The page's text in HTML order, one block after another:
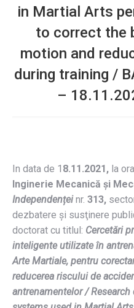
in Martial Arts
to correct the
motion and
during training /
–
In data de 1 8.11.2021, la ora
Inginerie Mecanică și
Independențeinr. 313,
dezbatere și susţinere
doctorat cu titlul: Cercetări
inteligente utilizate în
Arte Martiale, pentru
reducerea riscului de
antrenamentelor/ Research